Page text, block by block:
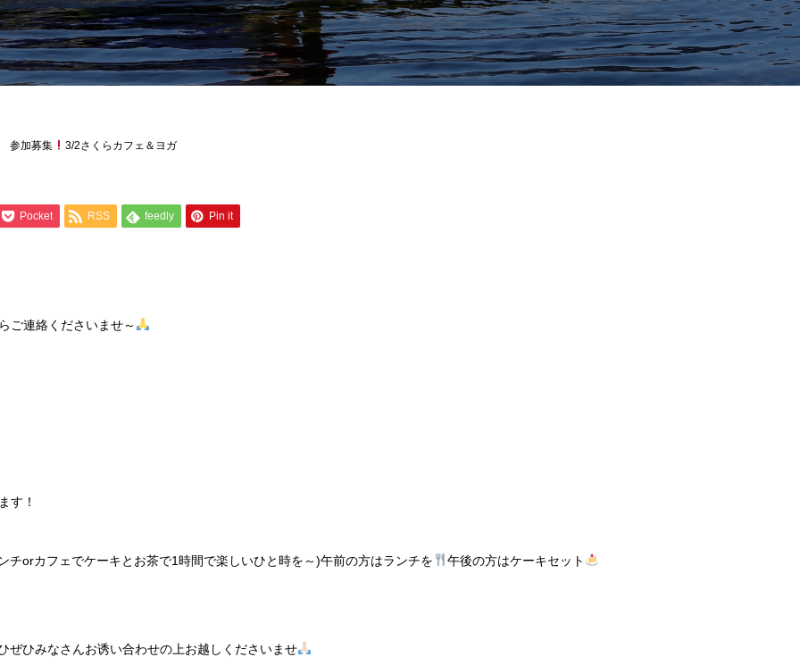
参加募集 3/2さくらカフェ＆ヨガ
Pocket RSS feedly Pin it
ご連絡くださいませ～
す！
チorカフェでケーキとお茶で1時間で楽しいひと時を～)午前の方はランチを 午後の方はケーキセット
ひみなさんお诱い合わせの上お越しくださいませ